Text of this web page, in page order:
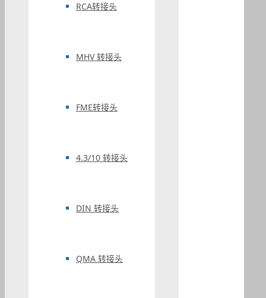
RCA转接头
MHV 转接头
FME转接头
4.3/10 转接头
DIN 转接头
QMA 转接头